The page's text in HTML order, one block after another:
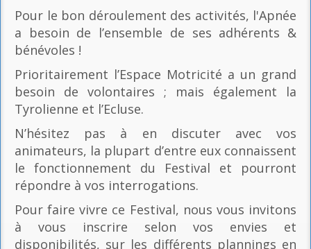
Pour le bon déroulement des activités, l'Apnée
a besoin de l’ensemble de ses adhérents &
bénévoles !
Prioritairement l’Espace Motricité a un grand
besoin de volontaires ; mais également la
Tyrolienne et l’Ecluse.
N’hésitez pas à en discuter avec vos
animateurs, la plupart d’entre eux connaissent
le fonctionnement du Festival et pourront
répondre à vos interrogations.
Pour faire vivre ce Festival, nous vous invitons
à vous inscrire selon vos envies et
disponibilités, sur les différents plannings en